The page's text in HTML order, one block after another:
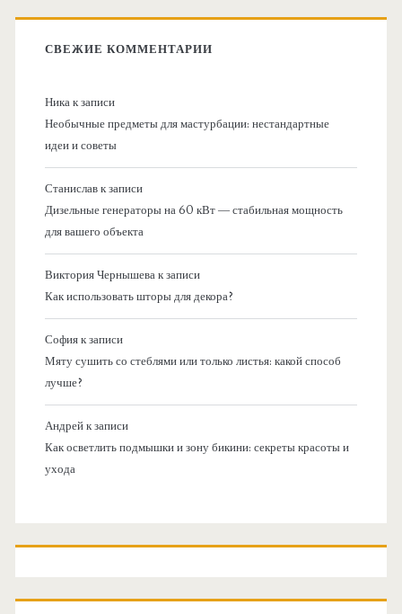
СВЕЖИЕ КОММЕНТАРИИ
Никак записи
Необычные предметы для мастурбации: нестандартные
идеи и советы
Станиславк записи
Дизельные генераторы на 60 кВт — стабильная мощность
для вашего объекта
Виктория Чернышевак записи
Как использовать шторы для декора?
Софияк записи
Мяту сушить со стеблями или только листья: какой способ
лучше?
Андрейк записи
Как осветлить подмышки и зону бикини: секреты красоты и
ухода